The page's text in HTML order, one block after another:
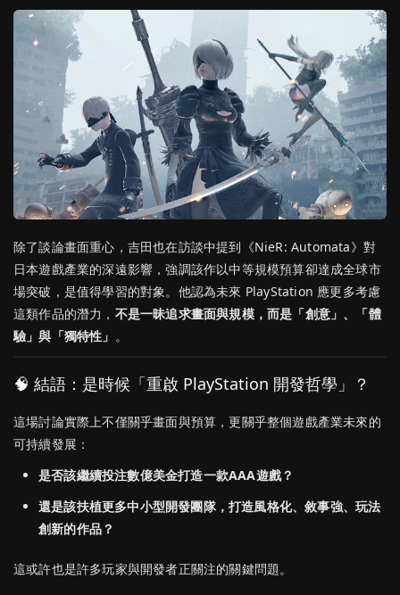
除了談論畫面重心，吉田也在訪談中提到《NieR: Automata》對
日本遊戲產業的深遠影響，強調該作以中等規模預算卻達成全球市
場突破，是值得學習的對象。他認為未來 PlayStation 應更多考慮
這類作品的潛力， 不是一昧追求畫面與規模，而是「創意」、「體
驗」與「獨特性」 。
🧠 結語：是時候「重啟 PlayStation 開發哲學」？
這場討論實際上不僅關乎畫面與預算，更關乎整個遊戲產業未來的
可持續發展：
是否該繼續投注數億美金打造一款AAA遊戲？
還是該扶植更多中小型開發團隊，打造風格化、敘事強、玩法
創新的作品？
這或許也是許多玩家與開發者正關注的關鍵問題。